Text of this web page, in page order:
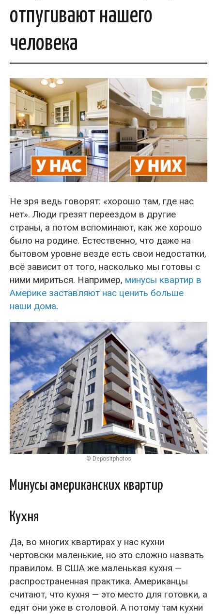
отпугивают нашего
человека
Не зря ведь говорят: «хорошо там, где нас
нет». Люди грезят переездом в другие
страны, а потом вспоминают, как же хорошо
было на родине. Естественно, что даже на
бытовом уровне везде есть свои недостатки,
всё зависит от того, насколько мы готовы с
ними мириться. Например, минусы квартир в
Америке заставляют нас ценить больше
наши дома.
© Depositphotos
Минусы американских квартир
Кухня
Да, во многих квартирах у нас кухни
чертовски маленькие, но это сложно назвать
правилом. В США же маленькая кухня —
распространенная практика. Американцы
считают, что кухня — это место для готовки, а
едят они уже в столовой. А потому там кухни